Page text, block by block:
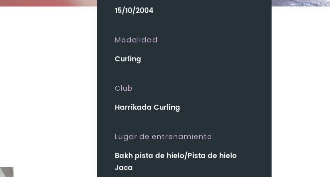
15/10/2004
Modalidad
Curling
Club
Harrikada Curling
Lugar de entrenamiento
Bakh pista de hielo/Pista de hielo
Jaca